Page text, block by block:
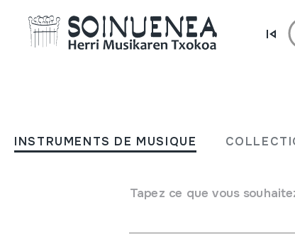
INSTRUMENTS DE MUSIQUE
Tapez ce que vous
Donostiako Euskal Jaiak
->EUSKAL HERRIA